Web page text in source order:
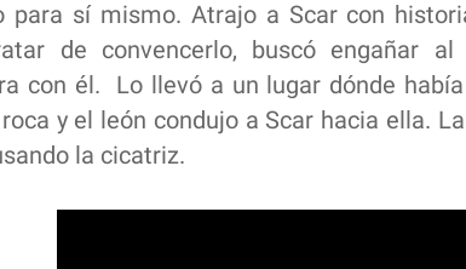
para sí mismo. Atrajo a Scar con
de convencerlo, buscó engañar
con él. Lo llevó a un lugar dónde
y el león condujo a Scar hacia ella.
la cicatriz.